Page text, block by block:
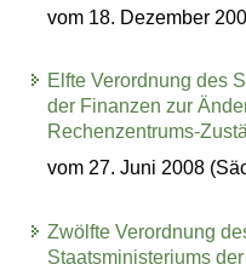
vom 18. Dezember
Elfte Verordnung des
der Finanzen zur
Rechenzentrums-
vom 27. Juni 2008
Zwölfte Verordnung
Staatsministeriums